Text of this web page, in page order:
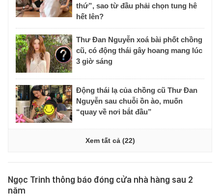
thứ”, sao từ đầu phải chọn tung hê
hết lên?
Thư Đan Nguyễn xoá bài phốt chồng
cũ, có động thái gây hoang mang lúc
3 giờ sáng
Động thái lạ của chồng cũ Thư Đan
Nguyễn sau chuỗi ồn ào, muốn
“quay về nơi bắt đầu”
Xem tất cả (22)
Ngọc Trinh thông báo đóng cửa nhà hàng sau 2
năm